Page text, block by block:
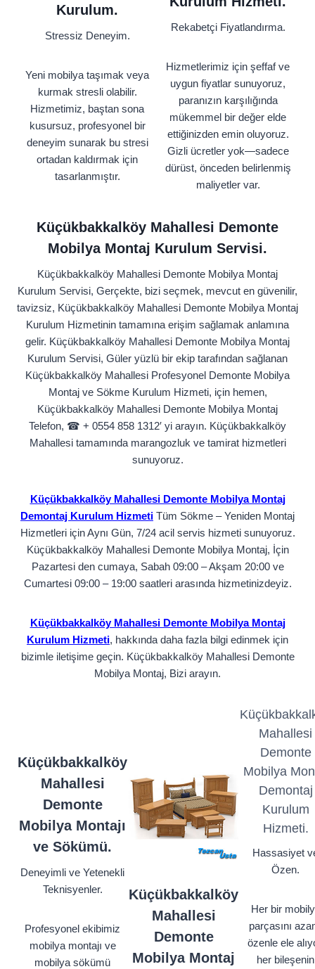
Kurulum.
Stressiz Deneyim.
Yeni mobilya taşımak veya
kurmak stresli olabilir.
Hizmetimiz, baştan sona
kusursuz, profesyonel bir
deneyim sunarak bu stresi
ortadan kaldırmak için
tasarlanmıştır.
Rekabetçi Fiyatlandırma.
Hizmetlerimiz için şeffaf ve
uygun fiyatlar sunuyoruz,
paranızın karşılığında
mükemmel bir değer elde
ettiğinizden emin oluyoruz.
Gizli ücretler yok—sadece
dürüst, önceden belirlenmiş
maliyetler var.
Küçükbakkalköy Mahallesi Demonte
Mobilya Montaj Kurulum Servisi.
Küçükbakkalköy Mahallesi Demonte Mobilya Montaj
Kurulum Servisi, Gerçekte, bizi seçmek, mevcut en güvenilir,
tavizsiz, Küçükbakkalköy Mahallesi Demonte Mobilya Montaj
Kurulum Hizmetinin tamamına erişim sağlamak anlamına
gelir. Küçükbakkalköy Mahallesi Demonte Mobilya Montaj
Kurulum Servisi, Güler yüzlü bir ekip tarafından sağlanan
Küçükbakkalköy Mahallesi Profesyonel Demonte Mobilya
Montaj ve Sökme Kurulum Hizmeti, için hemen,
Küçükbakkalköy Mahallesi Demonte Mobilya Montaj
Telefon, ☎ + 0554 858 1312′ yi arayın. Küçükbakkalköy
Mahallesi tamamında marangozluk ve tamirat hizmetleri
sunuyoruz.
Küçükbakkalköy Mahallesi Demonte Mobilya Montaj
Demontaj Kurulum Hizmeti Tüm Sökme – Yeniden Montaj
Hizmetleri için Aynı Gün, 7/24 acil servis hizmeti sunuyoruz.
Küçükbakkalköy Mahallesi Demonte Mobilya Montaj, İçin
Pazartesi den cumaya, Sabah 09:00 – Akşam 20:00 ve
Cumartesi 09:00 – 19:00 saatleri arasında hizmetinizdeyiz.
Küçükbakkalköy Mahallesi Demonte Mobilya Montaj
Kurulum Hizmeti, hakkında daha fazla bilgi edinmek için
bizimle iletişime geçin. Küçükbakkalköy Mahallesi Demonte
Mobilya Montaj, Bizi arayın.
Küçükbakkalköy
Mahallesi
Demonte
Mobilya Montajı
ve Sökümü.
Deneyimli ve Yetenekli
Teknisyenler.
Profesyonel ekibimiz
mobilya montajı ve
mobilya sökümü
Küçükbakkalköy
Mahallesi
Demonte
Mobilya Montaj
Mahallesi
Demonte
Mobilya
Demontaj
Kurulum
Hizmeti.
Hassasiyet
Özen.
Her bir
parçasını
özenle ele
her bileşenin